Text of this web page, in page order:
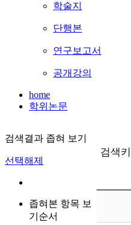
학술지
단행본
연구보고서
공개강의
home
학위논문
검색결과 좁혀 보기
선택해제
좁혀본 항목 보
기순서
검색